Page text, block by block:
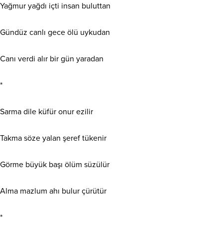
Yağmur yağdı içti insan buluttan
Gündüz canlı gece ölü uykudan
Canı verdi alır bir gün yaradan
*
Sarma dile küfür onur ezilir
Takma söze yalan şeref tükenir
Görme büyük başı ölüm süzülür
Alma mazlum ahı bulur çürütür
*